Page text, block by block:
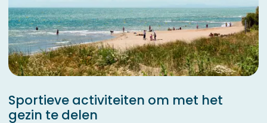
Sportieve activiteiten om met het
gezin te delen